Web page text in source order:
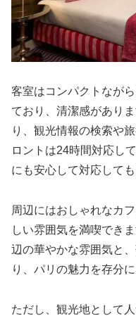
客室はコンパクトなが
ており、清潔感があり
り、観光情報の検索や
ロントは24時間対応し
にも安心して対応しても
周辺にはおしゃれなカ
しい雰囲気を満喫でき
辺の華やかな雰囲気と
り、パリの魅力を存分
ただし、観光地として